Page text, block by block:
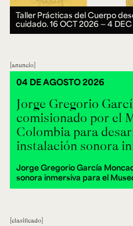
Taller Prácticas del Cuerpo
cuidado.16 OCT 2026 ― 4
anuncio
Jorge Gregorio
comisionado por el
Colombia para
instalación sonora
Jorge Gregorio García
sonora inmersiva para el
04 DE AGOSTO 2026
clasificado